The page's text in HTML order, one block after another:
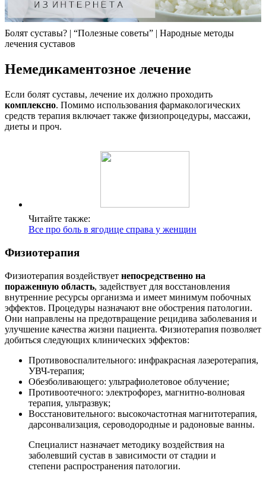
Болят суставы? | “Полезные советы” | Народные методы
лечения суставов
Немедикаментозное лечение
Если болят суставы, лечение их должно проходить
комплексно. Помимо использования фармакологических
средств терапия включает также физиопроцедуры, массажи,
диеты и проч.
Читайте также:
Все про боль в ягодице справа у женщин
Физиотерапия
Физиотерапия воздействует непосредственно на
пораженную область, задействует для восстановления
внутренние ресурсы организма и имеет минимум побочных
эффектов. Процедуры назначают вне обострения патологии.
Они направлены на предотвращение рецидива заболевания и
улучшение качества жизни пациента. Физиотерапия позволяет
добиться следующих клинических эффектов:
Противовоспалительного: инфракрасная лазеротерапия,
УВЧ-терапия;
Обезболивающего: ультрафиолетовое облучение;
Противоотечного: электрофорез, магнитно-волновая
терапия, ультразвук;
Восстановительного: высокочастотная магнитотерапия,
дарсонвализация, сероводородные и радоновые ванны.
Специалист назначает методику воздействия на
заболевший сустав в зависимости от стадии и
степени распространения патологии.